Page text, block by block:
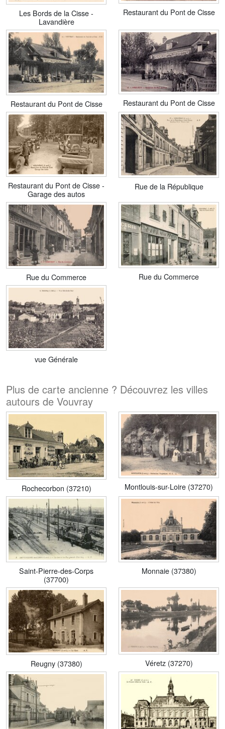
Les Bords de la Cisse -
Lavandière
Restaurant du Pont de Cisse
Restaurant du Pont de Cisse Restaurant du Pont de Cisse
Restaurant du Pont de Cisse -
Garage des autos
Rue de la République
Rue du Commerce Rue du Commerce
vue Générale
Plus de carte ancienne ? Découvrez les villes
autours de Vouvray
Rochecorbon (37210) Montlouis-sur-Loire (37270)
Saint-Pierre-des-Corps
(37700)
Monnaie (37380)
Reugny (37380) Véretz (37270)